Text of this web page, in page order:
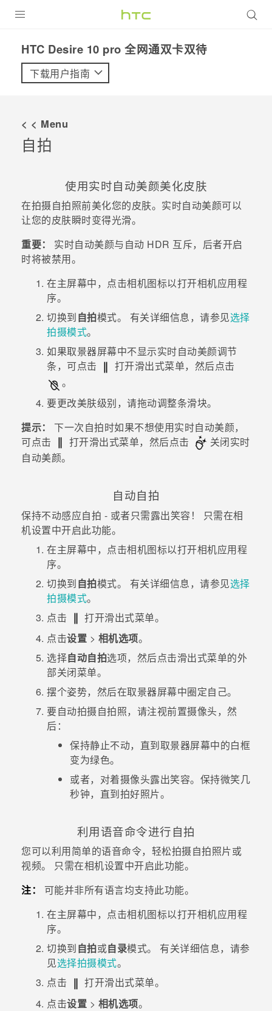
VIVE
支持帮助
在线客服
HTC Desire 10 pro 全网通双卡双待‎
下载用户指南
< < Menu
自拍
使用实时自动美颜美化皮肤
在拍摄自拍照前美化您的皮肤。 实时自动美颜可以
让您的皮肤瞬时变得光滑。
重要：
实时自动美颜与自动 HDR 互斥，后者开启
时将被禁用。
在主屏幕中，点击相机图标以打开相机应用程
序。
切换到自拍模式。 有关详细信息，请参见选择
拍摄模式。
如果取景器屏幕中不显示实时自动美颜调节
条，可点击
打开滑出式菜单，然后点击
。
要更改美肤级别，请拖动调整条滑块。
提示：
下一次自拍时如果不想使用实时自动美颜，
可点击
打开滑出式菜单，然后点击 关闭实时
自动美颜。
自动自拍
保持不动感应自拍 - 或者只需露出笑容！ 只需在相
机设置中开启此功能。
在主屏幕中，点击相机图标以打开相机应用程
序。
切换到自拍模式。 有关详细信息，请参见选择
拍摄模式。
点击
打开滑出式菜单。
点击设置 > 相机选项。
选择自动自拍选项，然后点击滑出式菜单的外
部关闭菜单。
摆个姿势，然后在取景器屏幕中圈定自己。
要自动拍摄自拍照，请注视前置摄像头，然
后：
保持静止不动，直到取景器屏幕中的白框
变为绿色。
或者，对着摄像头露出笑容。保持微笑几
秒钟，直到拍好照片。
利用语音命令进行自拍
您可以利用简单的语音命令，轻松拍摄自拍照片或
视频。 只需在相机设置中开启此功能。
注：
可能并非所有语言均支持此功能。
在主屏幕中，点击相机图标以打开相机应用程
序。
切换到自拍或自录模式。 有关详细信息，请参
见选择拍摄模式。
点击
打开滑出式菜单。
点击设置 > 相机选项。